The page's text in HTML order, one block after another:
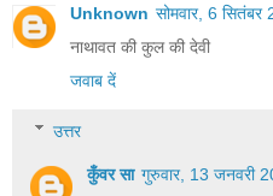
Unknown सोमवार, 6
नाथावत की कुल की देवी
जवाब दें
उत्तर
कुँवर सा गुरुवार, 13 जनवरी